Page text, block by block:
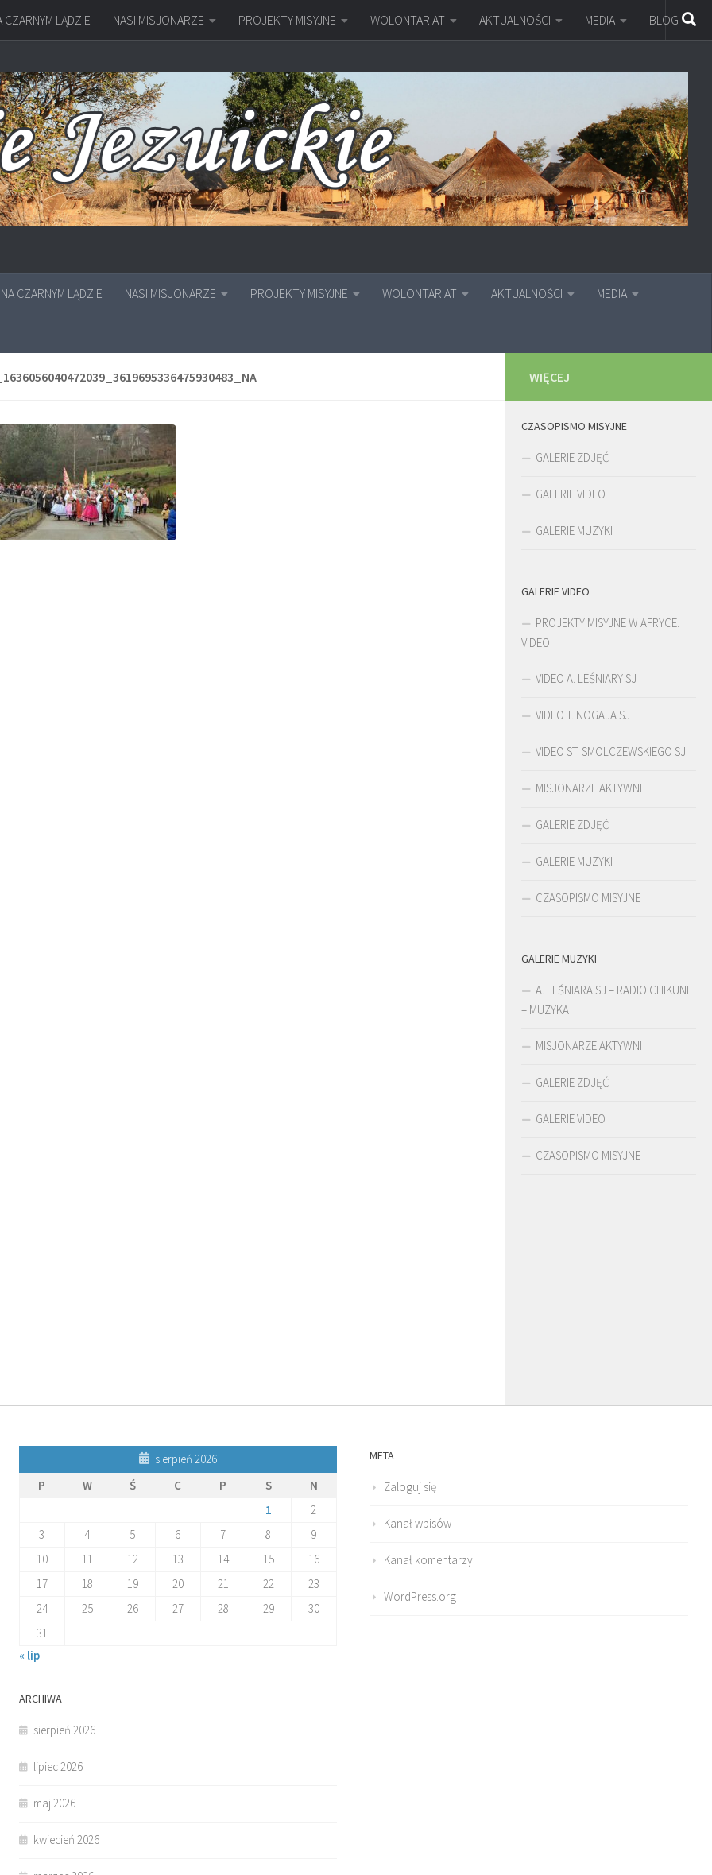
CZARNYM LĄDZIE NASI MISJONARZE PROJEKTY MISYJNE WOLONTARIAT AKTUALNOŚCI MEDIA BLOG
NA CZARNYM LĄDZIE NASI MISJONARZE PROJEKTY MISYJNE WOLONTARIAT AKTUALNOŚCI MEDIA
WIĘCEJ
CZASOPISMO MISYJNE
GALERIE ZDJĘĆ
GALERIE VIDEO
GALERIE MUZYKI
GALERIE VIDEO
PROJEKTY MISYJNE W AFRYCE.
VIDEO
VIDEO A. LEŚNIARY SJ
VIDEO T. NOGAJA SJ
VIDEO ST. SMOLCZEWSKIEGO SJ
MISJONARZE AKTYWNI
GALERIE ZDJĘĆ
GALERIE MUZYKI
CZASOPISMO MISYJNE
GALERIE MUZYKI
A. LEŚNIARA SJ – RADIO CHIKUNI
– MUZYKA
MISJONARZE AKTYWNI
GALERIE ZDJĘĆ
GALERIE VIDEO
CZASOPISMO MISYJNE
sierpień 2026
P
W Ś C P S
N
1
2
3
4 5 6 7 8
9
10
11 12 13 14 15
16
17
18 19 20 21 22
23
24
25 26 27 28 29
30
31
« lip
ARCHIWA
sierpień 2026
lipiec 2026
maj 2026
kwiecień 2026
META
Zaloguj się
Kanał wpisów
Kanał komentarzy
WordPress.org